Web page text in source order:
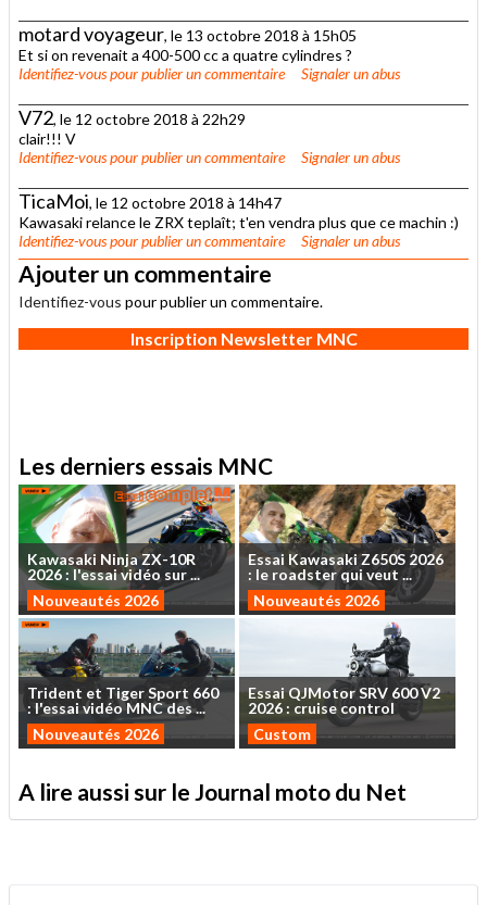
motard voyageur, le 13 octobre 2018 à 15h05
Et si on revenait a 400-500 cc a quatre cylindres ?
Identifiez-vouspour publier un commentaire Signaler un abus
V72, le 12 octobre 2018 à 22h29
clair!!! V
Identifiez-vouspour publier un commentaire Signaler un abus
TicaMoi, le 12 octobre 2018 à 14h47
Kawasaki relance le ZRX teplaît; t'en vendra plus que ce machin :)
Identifiez-vouspour publier un commentaire Signaler un abus
Ajouter un commentaire
Identifiez-vous pour publier un commentaire.
Inscription Newsletter MNC
Les derniers essais MNC
Kawasaki NinjaZX-10R
2026: l'essaividéo sur...
Nouveautés 2026
Essai KawasakiZ650S 2026
: le roadsterquiveut ...
Nouveautés 2026
Trident et TigerSport 660
: l'essaividéoMNCdes...
Nouveautés 2026
EssaiQJMotorSRV 600V2
2026 : cruise control
Custom
A lire aussi sur le Journal moto du Net